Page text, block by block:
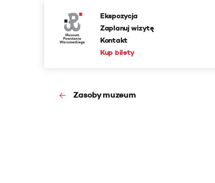
Ekspozycja
Zaplanuj wizytę
Kontakt
Kup bilety
Zasoby muzeum